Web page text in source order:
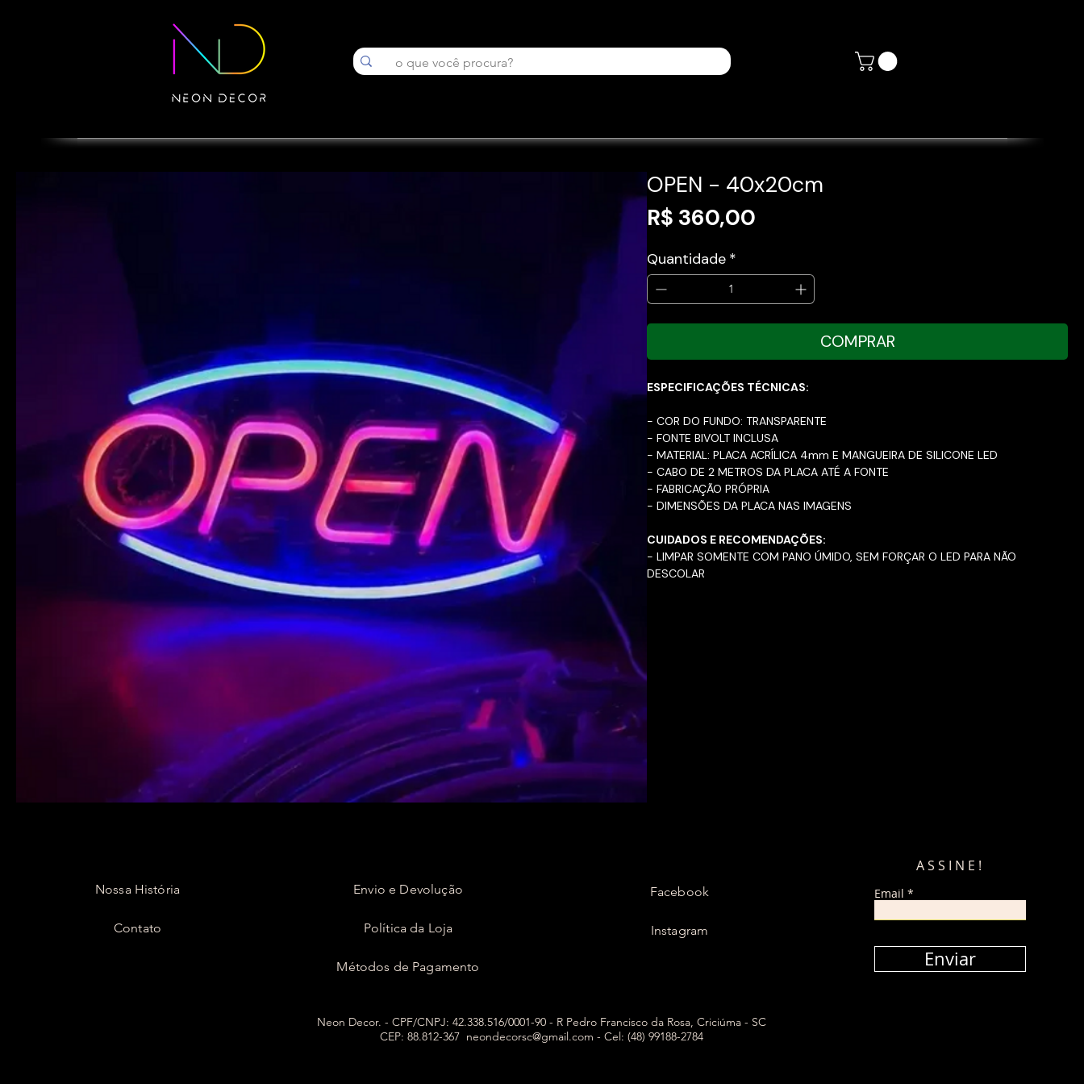
OPEN - 40x20cm
R$ 360,00
Quantidade *
COMPRAR
ESPECIFICAÇÕES TÉCNICAS:
- COR DO FUNDO: TRANSPARENTE
- FONTE BIVOLT INCLUSA
- MATERIAL: PLACA ACRÍLICA 4mm E MANGUEIRA DE SILICONE LED
- CABO DE 2 METROS DA PLACA ATÉ A FONTE
- FABRICAÇÃO PRÓPRIA
- DIMENSÕES DA PLACA NAS IMAGENS
CUIDADOS E RECOMENDAÇÕES:
- LIMPAR SOMENTE COM PANO ÚMIDO, SEM FORÇAR O LED PARA NÃO
DESCOLAR
Nossa História
Contato
Envio e Devolução
Política da Loja
Métodos de Pagamento
Facebook
Instagram
ASSINE!
Email
Enviar
Neon Decor. - CPF/CNPJ: 42.338.516/0001-90 - R Pedro Francisco da Rosa, Criciúma - SC
CEP: 88.812-367 neondecorsc@gmail.com - Cel: (48) 99188-2784